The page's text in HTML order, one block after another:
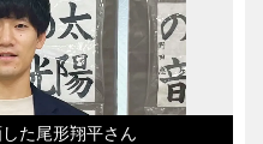
た尾形翔平さん